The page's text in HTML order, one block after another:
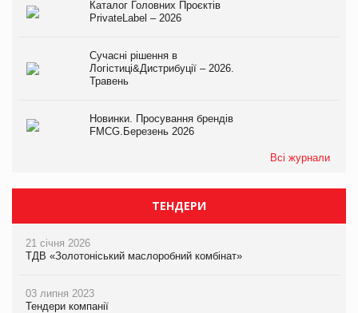
Каталог Головних Проєктів
PrivateLabel – 2026
Сучасні рішення в
Логістиці&Дистрибуції – 2026.
Травень
Новинки. Просування брендів
FMCG.Березень 2026
Всі журнали
ТЕНДЕРИ
21 січня 2026
ТДВ «Золотоніський маслоробний комбінат»
03 липня 2023
Тендери компанії